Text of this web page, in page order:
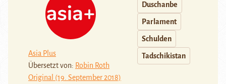
Asia Plus
Übersetzt von: Robin Roth
Original (19. September 2018)
Duschanbe
Parlament
Schulden
Tadschikistan